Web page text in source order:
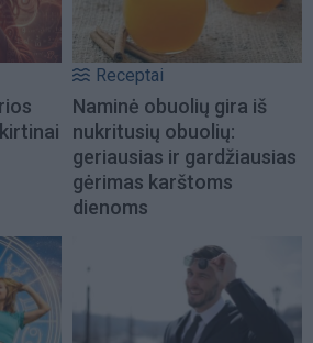
Receptai
Naminė obuolių gira iš
nukritusių obuolių:
geriausias ir gardžiausias
gėrimas karštoms
dienoms